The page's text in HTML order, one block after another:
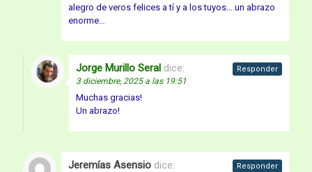
alegro de veros felices a tí y a los tuyos….un abrazo
enorme…
Jorge Murillo Seral dice:
3 diciembre, 2025 a las 19:51
Muchas gracias!
Un abrazo!
Responder
Jeremías Asensio dice: Responder